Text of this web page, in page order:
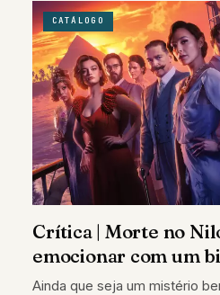
CATÁLOGO
Crítica | Morte no
emocionar com um
Ainda que seja um mistério